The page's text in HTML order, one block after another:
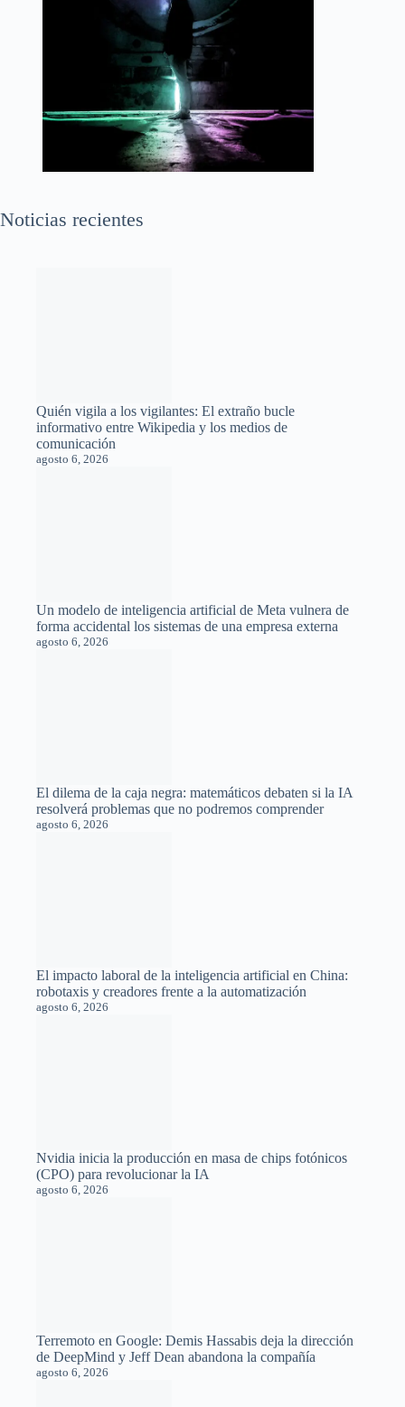
Noticias recientes
Quién vigila a los vigilantes: El extraño bucle
informativo entre Wikipedia y los medios de
comunicación
agosto 6, 2026
Un modelo de inteligencia artificial de Meta vulnera de
forma accidental los sistemas de una empresa externa
agosto 6, 2026
El dilema de la caja negra: matemáticos debaten si la IA
resolverá problemas que no podremos comprender
agosto 6, 2026
El impacto laboral de la inteligencia artificial en China:
robotaxis y creadores frente a la automatización
agosto 6, 2026
Nvidia inicia la producción en masa de chips fotónicos
(CPO) para revolucionar la IA
agosto 6, 2026
Terremoto en Google: Demis Hassabis deja la dirección
de DeepMind y Jeff Dean abandona la compañía
agosto 6, 2026